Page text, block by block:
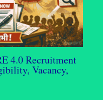
4.0 Recruitment
Vacancy,